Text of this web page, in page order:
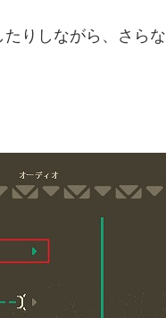
りしながら、さら